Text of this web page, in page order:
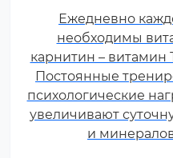
Ежедневно
необходимы
карнитин – витамин
Постоянные
психологические
увеличивают
и минералов